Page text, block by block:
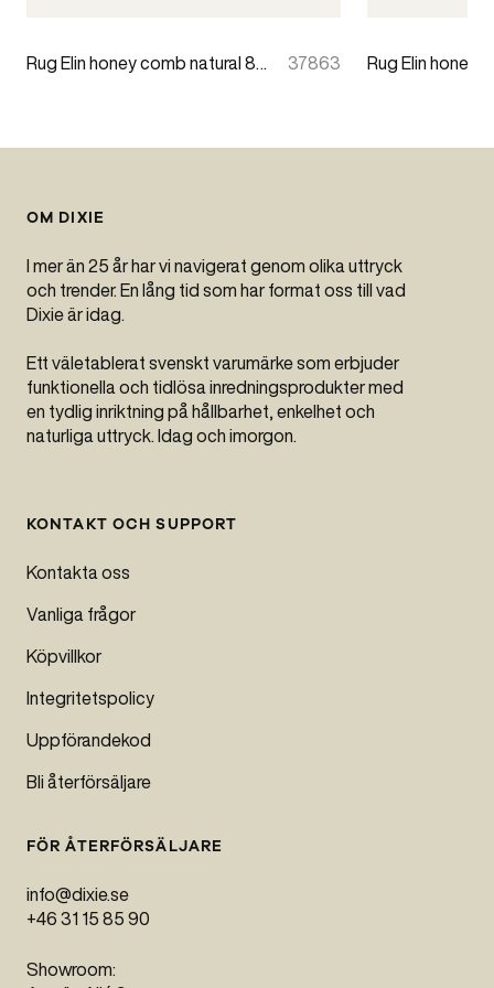
Rug Elin honey comb natural 80x200cm 37863
OM DIXIE
I mer än 25 år har vi navigerat genom olika uttryck
och trender. En lång tid som har format oss till vad
Dixie är idag.
Ett väletablerat svenskt varumärke som erbjuder
funktionella och tidlösa inredningsprodukter med
en tydlig inriktning på hållbarhet, enkelhet och
naturliga uttryck. Idag och imorgon.
KONTAKT OCH SUPPORT
Kontakta oss
Vanliga frågor
Köpvillkor
Integritetspolicy
Uppförandekod
Bli återförsäljare
FÖR ÅTERFÖRSÄLJARE
info@dixie.se
+46 31 15 85 90
Showroom: